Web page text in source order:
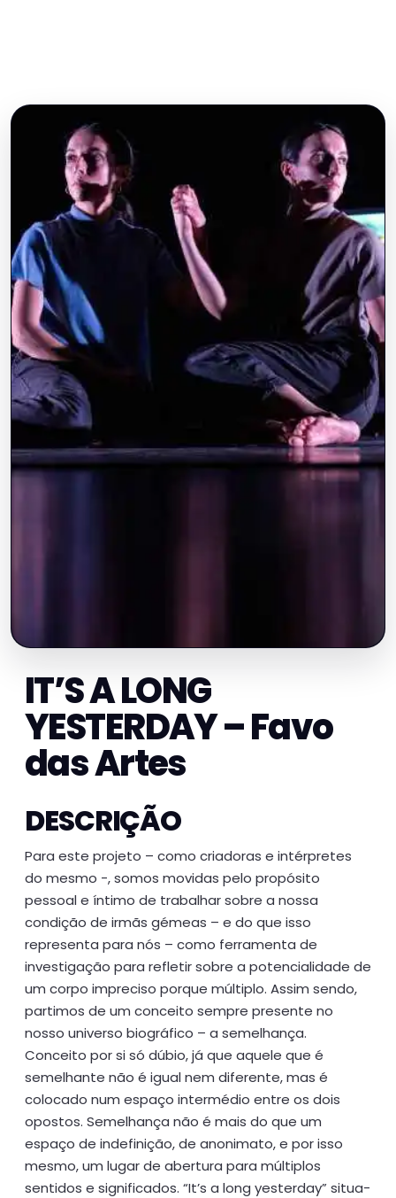
IT’S A LONG
YESTERDAY – Favo
das Artes
DESCRIÇÃO
Para este projeto – como criadoras e intérpretes
do mesmo -, somos movidas pelo propósito
pessoal e íntimo de trabalhar sobre a nossa
condição de irmãs gémeas – e do que isso
representa para nós – como ferramenta de
investigação para refletir sobre a potencialidade de
um corpo impreciso porque múltiplo. Assim sendo,
partimos de um conceito sempre presente no
nosso universo biográfico – a semelhança.
Conceito por si só dúbio, já que aquele que é
semelhante não é igual nem diferente, mas é
colocado num espaço intermédio entre os dois
opostos. Semelhança não é mais do que um
espaço de indefinição, de anonimato, e por isso
mesmo, um lugar de abertura para múltiplos
sentidos e significados. “It’s a long yesterday” situa-